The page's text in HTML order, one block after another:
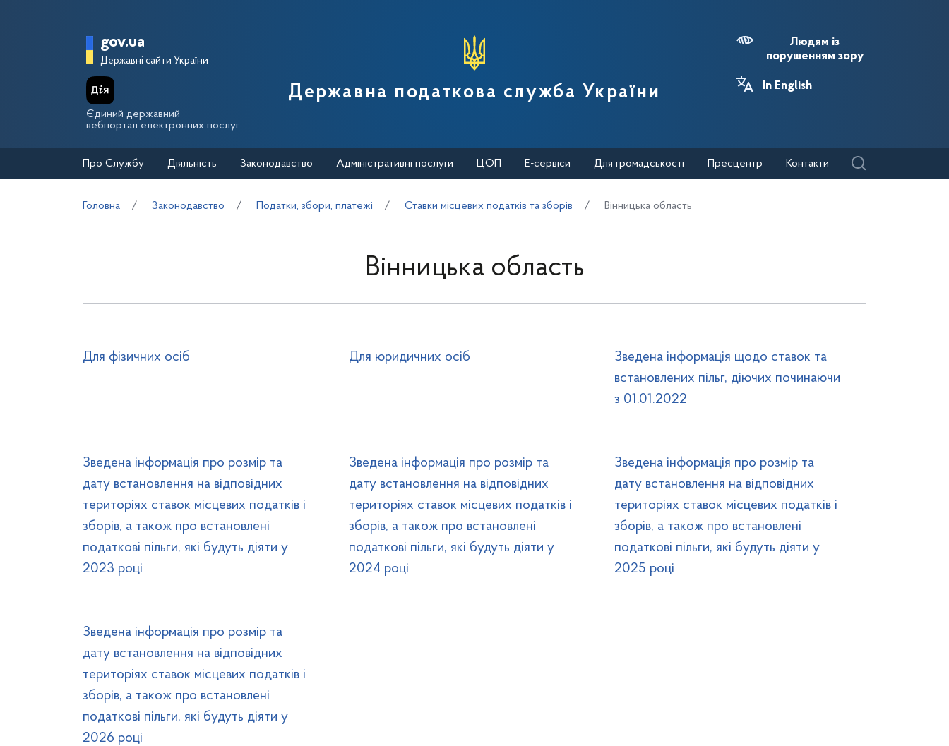
Головна сторінка Державної податкової служби України
gov.ua
Державні сайти України
Єдиний державний
вебпортал електронних послуг
Державна податкова служба України
Людям із
порушенням зору
In English
Про Службу Діяльність Законодавство Адміністративні послуги ЦОП Е-сервіси Для громадськості Пресцентр Контакти
Головна Законодавство Податки, збори, платежі Cтавки місцевих податків та зборів Вінницька область
Вінницька область
Для фізичних осіб Для юридичних осіб
Зведена інформація щодо ставок та
встановлених пільг, діючих починаючи
з 01.01.2022
Зведена інформація про розмір та
дату встановлення на відповідних
територіях ставок місцевих податків і
зборів, а також про встановлені
податкові пільги, які будуть діяти у
2023 році
Зведена інформація про розмір та
дату встановлення на відповідних
територіях ставок місцевих податків і
зборів, а також про встановлені
податкові пільги, які будуть діяти у
2024 році
Зведена інформація про розмір та
дату встановлення на відповідних
територіях ставок місцевих податків і
зборів, а також про встановлені
податкові пільги, які будуть діяти у
2025 році
Зведена інформація про розмір та
дату встановлення на відповідних
територіях ставок місцевих податків і
зборів, а також про встановлені
податкові пільги, які будуть діяти у
2026 році